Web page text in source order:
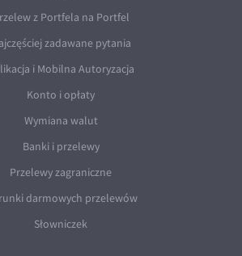
z Portfela na Portfel
zadawane pytania
i Mobilna Autoryzacja
Konto i opłaty
Wymiana walut
Banki i przelewy
Przelewy zagraniczne
darmowych przelewów
Słowniczek